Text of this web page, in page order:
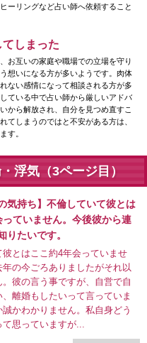
ーリングなど占い師へ依頼すること
しまった
お互いの家庭や職場での立場を守り
想いになる方が多いようです。肉体
ない感情になって相談される方が多
ている中で占い師から厳しいアドバ
から解放され、自分を見つめ直すこ
てしまうのではと不安がある方は、
す。
浮気（3ページ目）
気持ち】不倫していて彼とは
っていません。今後彼から連
りたいです。
とはここ約4年会っていませ
年の今ごろありましたがそれ以
。彼の言う事ですが、自営で自
離婚もしたいって言っていま
誠かわかりません。私自身どう
て思っていますが...